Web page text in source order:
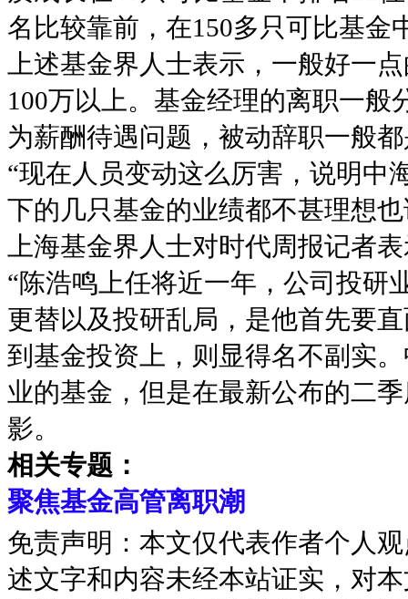
名比较靠前，在150多只可比基金
上述基金界人士表示，一般好一
100万以上。基金经理的离职一
为薪酬待遇问题，被动辞职一般
“现在人员变动这么厉害，说明中
下的几只基金的业绩都不甚理想
上海基金界人士对时代周报记者
“陈浩鸣上任将近一年，公司投研
更替以及投研乱局，是他首先要
到基金投资上，则显得名不副实
业的基金，但是在最新公布的二
影。
相关专题：
聚焦基金高管离职潮
免责声明：本文仅代表作者个人
述文字和内容未经本站证实，对